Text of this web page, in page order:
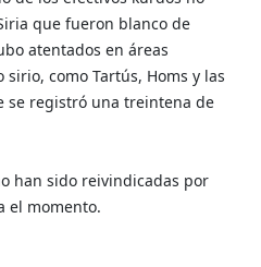
que fueron blanco de
atentados en áreas
como Tartús, Homs y las
se registró una treintena de
han sido reivindicadas por
el momento.